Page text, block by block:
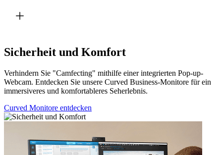
Sicherheit und Komfort
Verhindern Sie "Camfecting" mithilfe einer integrierten Pop-up-
Webcam. Entdecken Sie unsere Curved Business-Monitore für ein
immersiveres und komfortableres Seherlebnis.
Curved Monitore entdecken